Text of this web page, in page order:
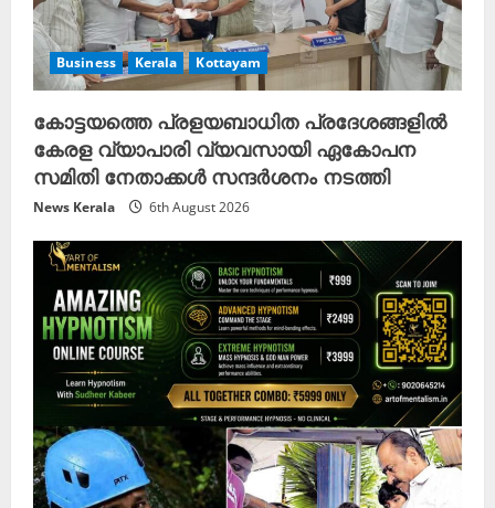
Business Kerala Kottayam
കോട്ടയത്തെ പ്രളയബാധിത പ്രദേശങ്ങളിൽ
കേരള വ്യാപാരി വ്യവസായി ഏകോപന
സമിതി നേതാക്കൾ സന്ദർശനം നടത്തി
News Kerala 6th August 2026